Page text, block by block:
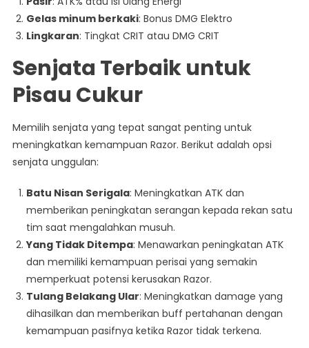
Gelas minum berkaki: Bonus DMG Elektro
Lingkaran: Tingkat CRIT atau DMG CRIT
Senjata Terbaik untuk
Pisau Cukur
Memilih senjata yang tepat sangat penting untuk
meningkatkan kemampuan Razor. Berikut adalah opsi
senjata unggulan:
Batu Nisan Serigala: Meningkatkan ATK dan
memberikan peningkatan serangan kepada rekan satu
tim saat mengalahkan musuh.
Yang Tidak Ditempa: Menawarkan peningkatan ATK
dan memiliki kemampuan perisai yang semakin
memperkuat potensi kerusakan Razor.
Tulang Belakang Ular: Meningkatkan damage yang
dihasilkan dan memberikan buff pertahanan dengan
kemampuan pasifnya ketika Razor tidak terkena.